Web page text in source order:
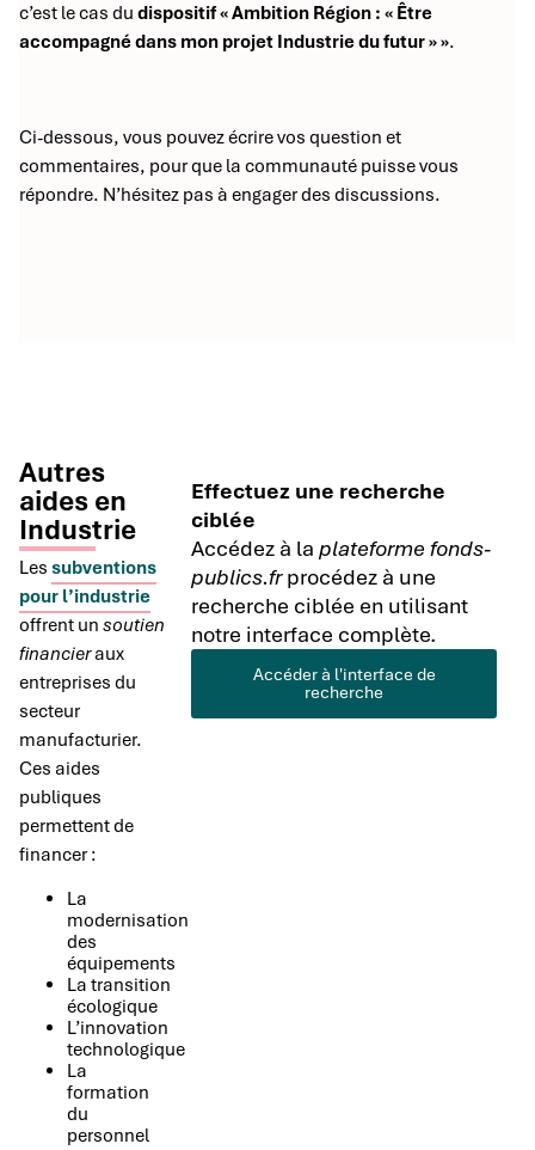
c’est le cas du dispositif « Ambition Région : « Être
accompagné dans mon projet Industrie du futur » ».
Ci-dessous, vous pouvez écrire vos question et
commentaires, pour que la communauté puisse vous
répondre. N’hésitez pas à engager des discussions.
Autres
aides en
Industrie
Les subventions
pour l’industrie
offrent un soutien
financieraux
entreprises du
secteur
manufacturier.
Ces aides
publiques
permettent de
financer :
La
modernisation
des
équipements
La transition
écologique
L’innovation
technologique
La
formation
du
personnel
Effectuez une recherche
ciblée
Accédez à laplateforme fonds-
publics.frprocédez à une
recherche ciblée en utilisant
notre interface complète.
Accéder à l'interface de
recherche